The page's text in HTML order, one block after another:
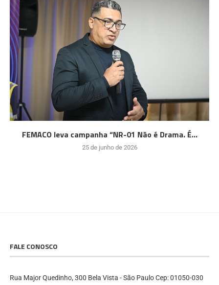
FEMACO leva campanha “NR-01 Não é Drama. É...
25 de junho de 2026
FALE CONOSCO
Rua Major Quedinho, 300 Bela Vista - São Paulo Cep: 01050-030